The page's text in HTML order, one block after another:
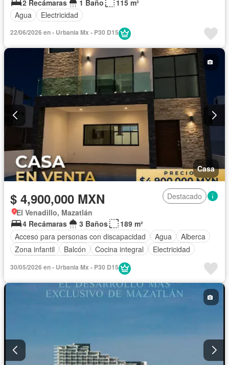
2 Recámaras 1 Baño
115 m²
Agua
Electricidad
22/06/2026 en - Urbania Mx - P30 D15
Casa
$ 4,900,000 MXN
Destacado
El Venadillo, Mazatlán
4 Recámaras
3 Baños
189 m²
Acceso para personas con discapacidad
Agua
Alberca
Zona infantil
Balcón Cocina integral
Electricidad
30/05/2026 en - Urbania Mx - P30 D15